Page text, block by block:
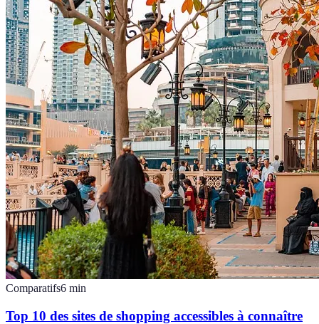
Comparatifs6 min
Top 10 des sites de shopping accessibles à connaître